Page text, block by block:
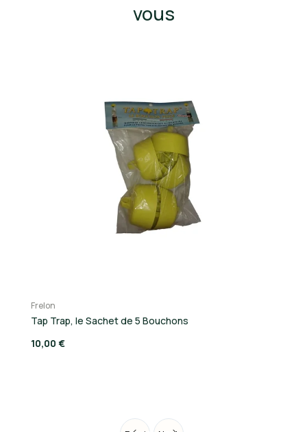
vous
Frelon
Tap Trap, le Sachet de 5 Bouchons
10,00 €